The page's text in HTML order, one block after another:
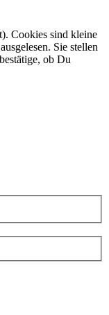
Cookies sind kleine
Sie stellen
ob Du